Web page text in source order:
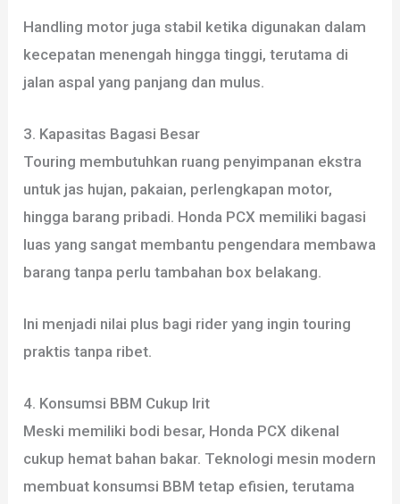
Handling motor juga stabil ketika digunakan dalam
kecepatan menengah hingga tinggi, terutama di
jalan aspal yang panjang dan mulus.
3. Kapasitas Bagasi Besar
Touring membutuhkan ruang penyimpanan ekstra
untuk jas hujan, pakaian, perlengkapan motor,
hingga barang pribadi. Honda PCX memiliki bagasi
luas yang sangat membantu pengendara membawa
barang tanpa perlu tambahan box belakang.
Ini menjadi nilai plus bagi rider yang ingin touring
praktis tanpa ribet.
4. Konsumsi BBM Cukup Irit
Meski memiliki bodi besar, Honda PCX dikenal
cukup hemat bahan bakar. Teknologi mesin modern
membuat konsumsi BBM tetap efisien, terutama